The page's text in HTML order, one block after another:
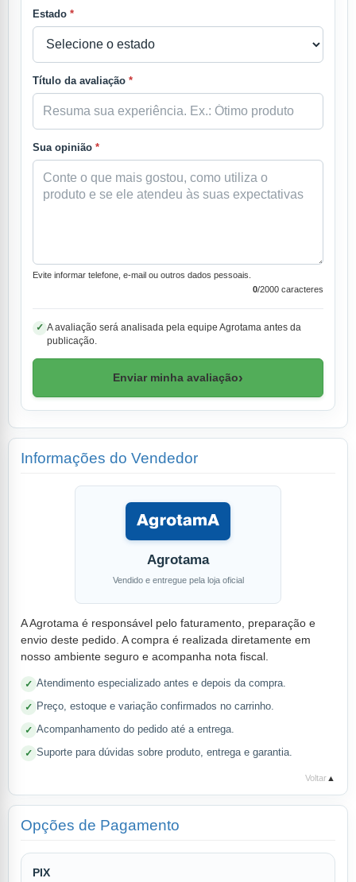
Estado *
Título da avaliação *
Sua opinião *
Evite informar telefone, e-mail ou outros dados pessoais.
0/2000 caracteres
✓ A avaliação será analisada pela equipe Agrotama antes da
publicação.
Enviar minha avaliação›
Informações do Vendedor
Agrotama
Vendido e entregue pela loja oficial
A Agrotama é responsável pelo faturamento, preparação e
envio deste pedido. A compra é realizada diretamente em
nosso ambiente seguro e acompanha nota fiscal.
Atendimento especializado antes e depois da compra.
Preço, estoque e variação confirmados no carrinho.
Acompanhamento do pedido até a entrega.
Suporte para dúvidas sobre produto, entrega e garantia.
Voltar ▲
Opções de Pagamento
PIX